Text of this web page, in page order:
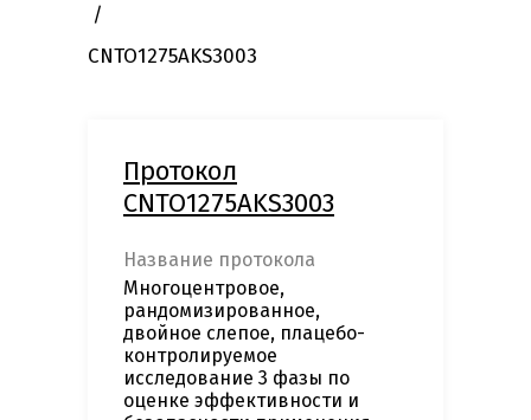
CNTO1275AKS3003
Протокол
CNTO1275AKS3003
Название протокола
Многоцентровое,
рандомизированное,
двойное слепое, плацебо-
контролируемое
исследование 3 фазы по
оценке эффективности и